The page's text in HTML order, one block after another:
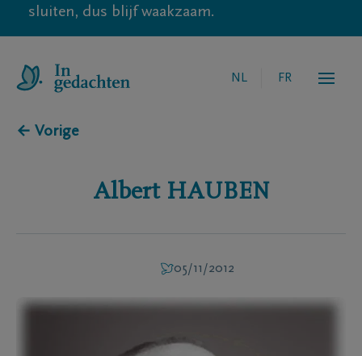
sluiten, dus blijf waakzaam.
NL FR
← Vorige
Albert HAUBEN
05/11/2012